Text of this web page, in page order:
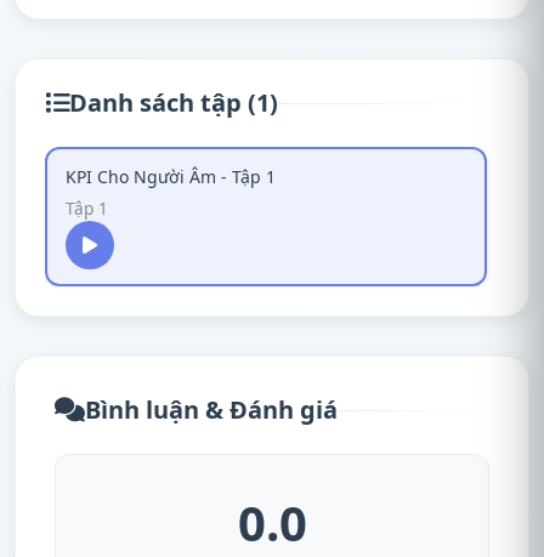
Danh sách tập (1)
KPI Cho Người Âm - Tập 1
Tập 1
Bình luận & Đánh giá
0.0